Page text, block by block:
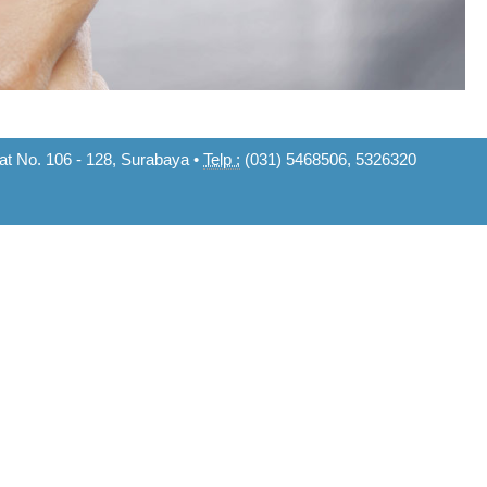
No. 106 - 128, Surabaya • Telp : (031) 5468506, 5326320